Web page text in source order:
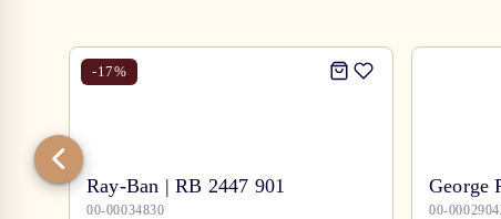
-17%
Ray-Ban | RB 2447 901
00-00034830
George
00-